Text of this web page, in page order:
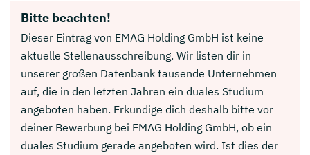
Bitte beachten!
Dieser Eintrag von EMAG Holding GmbH ist keine
aktuelle Stellenausschreibung. Wir listen dir in
unserer großen Datenbank tausende Unternehmen
auf, die in den letzten Jahren ein duales Studium
angeboten haben. Erkundige dich deshalb bitte vor
deiner Bewerbung bei EMAG Holding GmbH, ob ein
duales Studium gerade angeboten wird. Ist dies der